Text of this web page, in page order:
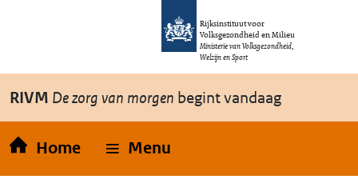
Overslaan en naar de inhoud gaan
Rijksinstituut voor
Volksgezondheid en Milieu
Ministerie van Volksgezondheid,
Welzijn en Sport
RIVM De zorg van morgen begint vandaag
Home Menu